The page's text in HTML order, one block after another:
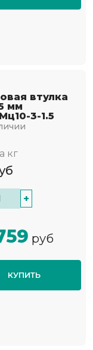
втулка
мм
3-1.5
кг
+
руб
КУПИТЬ